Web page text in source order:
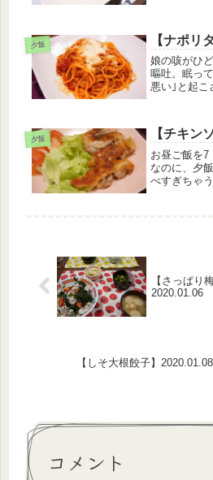
ニュー】・
ダ・キャベ
簡...
夕飯 【ナポリ
娘の咳がひ
嘔吐。眠っ
悪い｣と起こ
和風スープ
にも、粉チ
夕飯 【チキン
お昼ご飯を7
なのに、夕
べすぎちゃ
【さっぱり
2020.01.06
【しそ大根餃子】2020.01.08
コメント